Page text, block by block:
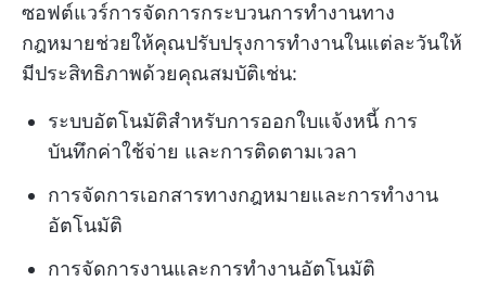
ซอฟต์แวร์การจัดการกระบวนการทำงานทาง
กฎหมายช่วยให้คุณปรับปรุงการทำงานในแต่ละวันให้
มีประสิทธิภาพด้วยคุณสมบัติเช่น:
ระบบอัตโนมัติสำหรับการออกใบแจ้งหนี้ การ
บันทึกค่าใช้จ่าย และการติดตามเวลา
การจัดการเอกสารทางกฎหมายและการทำงาน
อัตโนมัติ
การจัดการงานและการทำงานอัตโนมัติ